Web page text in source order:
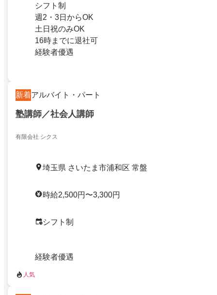
シフト制
週2・3日からOK
土日祝のみOK
16時までに退社可
経験者優遇
新着アルバイト・パート
塾講師／社会人講師
有限会社 シクス
埼玉県 さいたま市浦和区 常盤
時給2,500円〜3,300円
シフト制
経験者優遇
人気